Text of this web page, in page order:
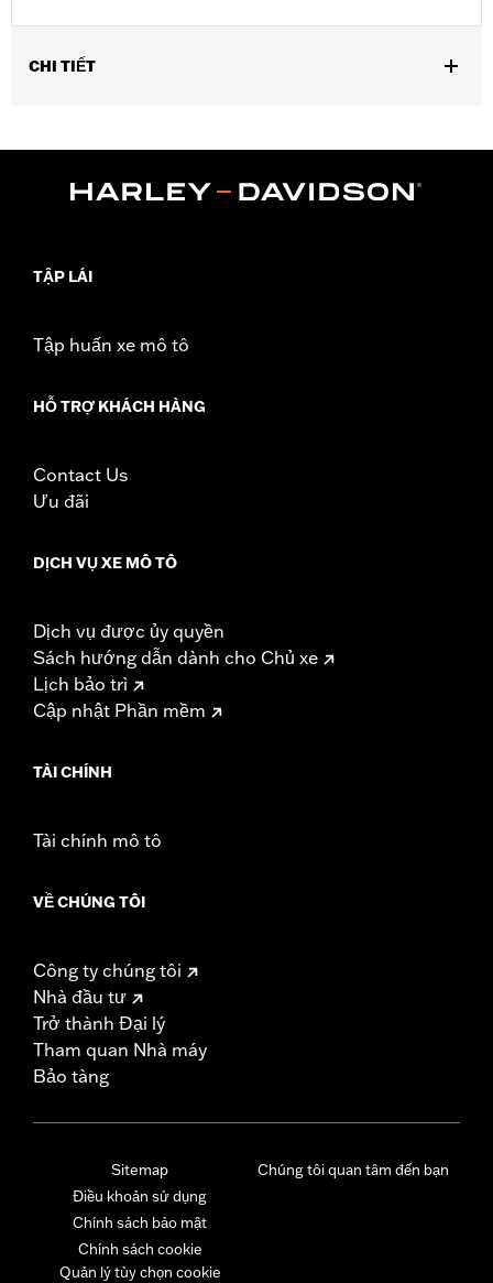
CHI TIẾT
19 Inches
In the Box:
mount
d.com/warrantyfor full details
TẬP LÁI
Tập huấn xe mô tô
HỖ TRỢ KHÁCH HÀNG
Contact Us
Ưu đãi
DỊCH VỤ XE MÔ TÔ
Dịch vụ được ủy quyền
Sách hướng dẫn dành cho Chủ xe
Lịch bảo trì
Cập nhật Phần mềm
TÀI CHÍNH
Tài chính mô tô
VỀ CHÚNG TÔI
Công ty chúng tôi
Nhà đầu tư
Trở thành Đại lý
Tham quan Nhà máy
Bảo tàng
Sitemap
Điều khoản sử dụng
Chính sách bảo mật
Chính sách cookie
Quản lý tùy chọn cookie
Chúng tôi quan tâm đến bạn